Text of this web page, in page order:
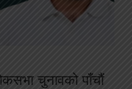
चुनावको पाँचौं